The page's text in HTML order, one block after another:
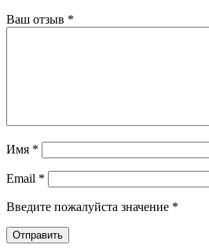
Ваш отзыв *
Имя *
Email *
Введите пожалуйста значение *